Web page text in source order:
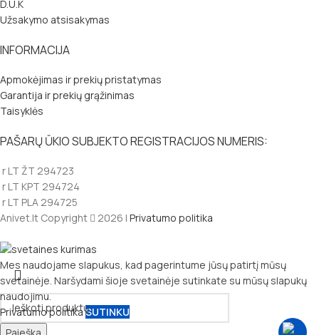
D.U.K
Užsakymo atsisakymas
INFORMACIJA
Apmokėjimas ir prekių pristatymas
Garantija ir prekių grąžinimas
Taisyklės
PAŠARŲ ŪKIO SUBJEKTO REGISTRACIJOS NUMERIS:
r LT ŽT 294723
r LT KPT 294724
r LT PLA 294725
Anivet.lt Copyright
2026 | Privatumo politika
Paieška
Mes naudojame slapukus, kad pagerintume jūsų patirtį mūsų
svetainėje. Naršydami šioje svetainėje sutinkate su mūsų slapukų
naudojimu.
Privatumo politikaSUTINKU